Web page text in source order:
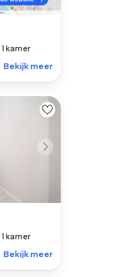
1 kamer
Bekijk meer
1 kamer
Bekijk meer